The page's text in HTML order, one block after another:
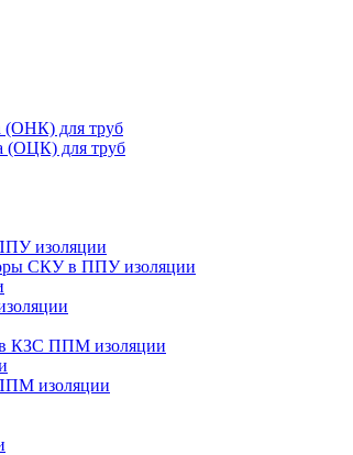
(ОНК) для труб
(ОЦК) для труб
изоляции
СКУ в ППУ изоляции
КЗС ППМ изоляции
изоляции